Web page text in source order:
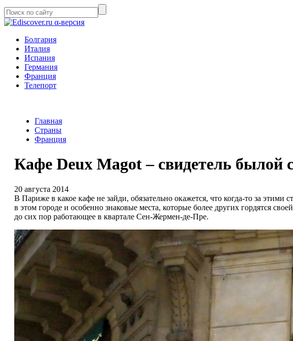
α-версия
Болгария
Италия
Испания
Германия
Франция
Телепорт
Главная
Страны
Франция
Кафе Deux Magot – свидетель былой
20 августа 2014
В Париже в какое кафе не зайди, обязательно окажется, что когда-то за
в этом городе и особенно знаковые места, которые более других гордятся
до сих пор работающее в квартале Сен-Жермен-де-Пре.